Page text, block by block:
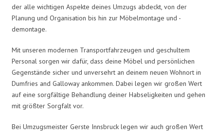
der alle wichtigen Aspekte deines Umzugs abdeckt, von der
Planung und Organisation bis hin zur Möbelmontage und -
demontage.
Mit unseren modernen Transportfahrzeugen und geschultem
Personal sorgen wir dafür, dass deine Möbel und persönlichen
Gegenstände sicher und unversehrt an deinem neuen Wohnort in
Dumfries and Galloway ankommen. Dabei legen wir großen Wert
auf eine sorgfältige Behandlung deiner Habseligkeiten und gehen
mit größter Sorgfalt vor.
Bei Umzugsmeister Gerste Innsbruck legen wir auch großen Wert